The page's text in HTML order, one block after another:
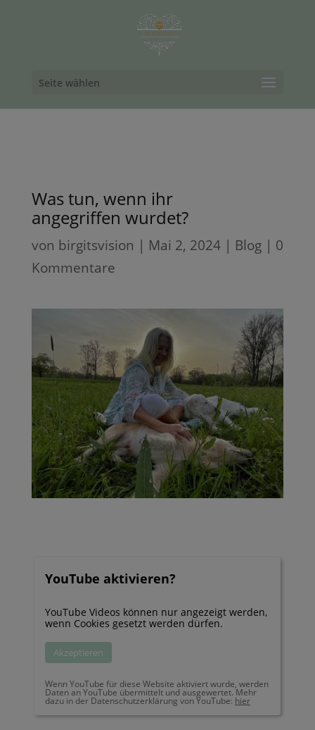
Seite wählen
Was tun, wenn ihr
angegriffen wurdet?
von birgitsvision | Mai 2, 2024| Blog| 0
Kommentare
YouTube aktivieren?
YouTube Videos können nur angezeigt werden,
wenn Cookies gesetzt werden dürfen.
Akzeptieren
Wenn YouTube für diese Website aktiviert wurde, werden
Daten an YouTube übermittelt und ausgewertet. Mehr
dazu in der Datenschutzerklärung von YouTube: hier